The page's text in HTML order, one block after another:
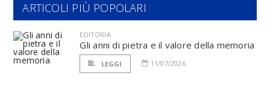
ARTICOLI PIÙ POPOLARI
EDITORIA
Gli anni di pietra e il valore della memoria
LEGGI 11/07/2026